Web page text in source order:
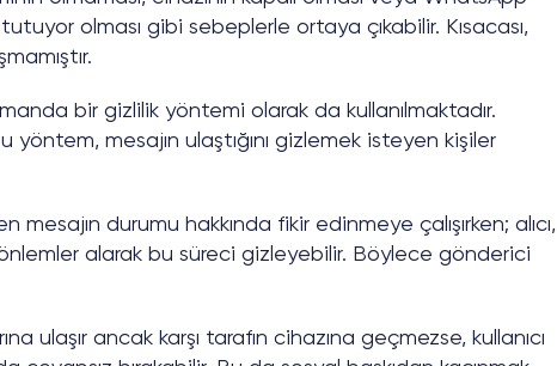
olması gibi sebeplerle ortaya çıkabilir. Kısacası,
bir gizlilik yöntemi olarak da kullanılmaktadır.
mesajın ulaştığını gizlemek isteyen kişiler
durumu hakkında fikir edinmeye çalışırken; alıcı,
alarak bu süreci gizleyebilir. Böylece gönderici
ulaşır ancak karşı tarafın cihazına geçmezse, kullanıcı